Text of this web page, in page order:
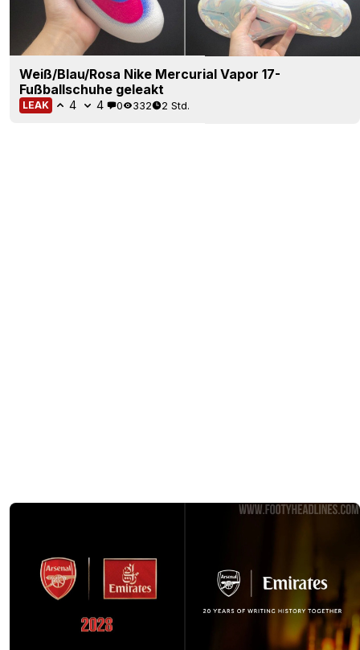
Weiß/Blau/Rosa Nike Mercurial Vapor 17-
Fußballschuhe geleakt
LEAK 4 4 0 332 2 Std.